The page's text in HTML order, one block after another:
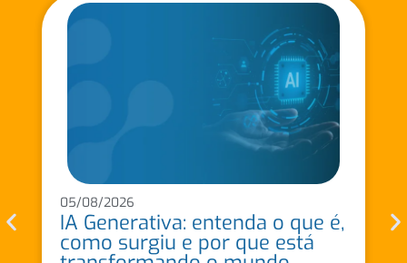
05/08/2026
IA Generativa: entenda o que é,
como surgiu e por que está